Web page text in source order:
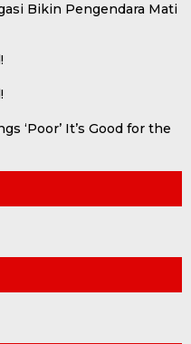
Bikin Pengendara Mati
‘Poor’ It’s Good for the